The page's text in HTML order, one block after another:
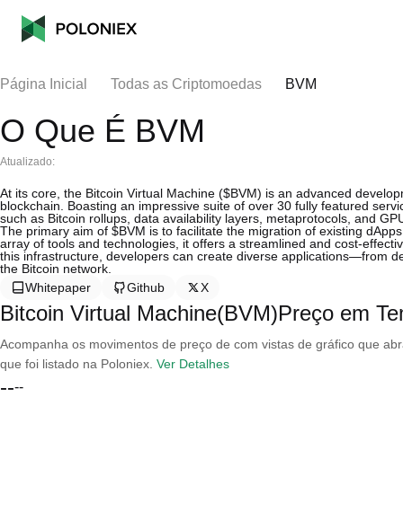
Página Inicial Todas as Criptomoedas BVM
O Que É BVM
Atualizado:
At its core, the Bitcoin Virtual Machine ($BVM) is an advanced
blockchain. Boasting an impressive suite of over 30 fully featured
such as Bitcoin rollups, data availability layers, metaprotocols, and
The primary aim of $BVM is to facilitate the migration of existing
array of tools and technologies, it offers a streamlined and cost-
this infrastructure, developers can create diverse applications—from
the Bitcoin network.
Whitepaper
Github X
Bitcoin Virtual Machine(BVM)Preço em
Acompanha os movimentos de preço de com vistas de gráfico que
que foi listado na Poloniex. Ver Detalhes
----